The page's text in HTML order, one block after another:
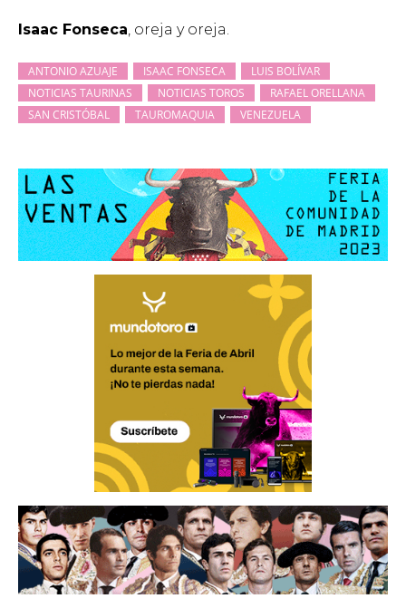
Isaac Fonseca, oreja y oreja.
ANTONIO AZUAJE ISAAC FONSECA
LUIS BOLÍVAR
NOTICIAS TAURINAS
NOTICIAS TOROS
RAFAEL ORELLANA
SAN CRISTÓBAL
TAUROMAQUIA VENEZUELA